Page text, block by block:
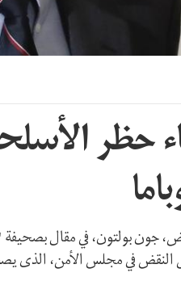
حظر
جون بولتون، في مقال
في مجلس الأمن، الذى